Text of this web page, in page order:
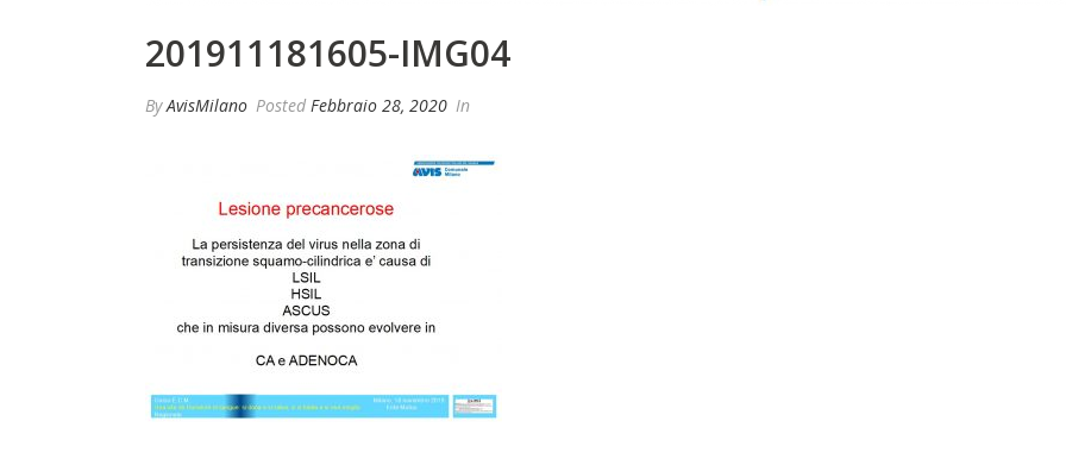
201911181605-IMG04
ByAvisMilano Posted Febbraio 28, 2020 In